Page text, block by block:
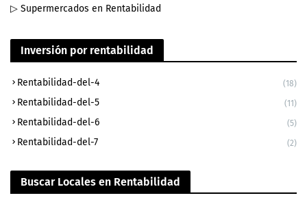
▷ Supermercados en Rentabilidad
Inversión por rentabilidad
Rentabilidad-del-4 (18)
Rentabilidad-del-5 (11)
Rentabilidad-del-6 (5)
Rentabilidad-del-7 (2)
Buscar Locales en Rentabilidad